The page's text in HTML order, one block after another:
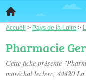
Accueil > Pays de la Loire >
Pharmacie
Cette fiche présente
maréchal leclerc, 44420